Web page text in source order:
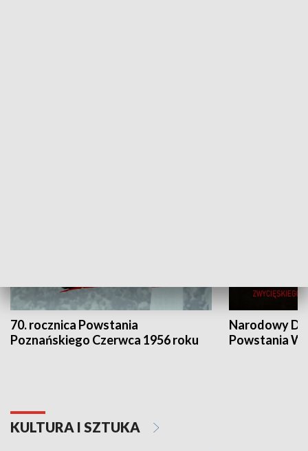
70. rocznica Powstania
Poznańskiego Czerwca 1956 roku
Narodowy
Powstania
KULTURA I SZTUKA